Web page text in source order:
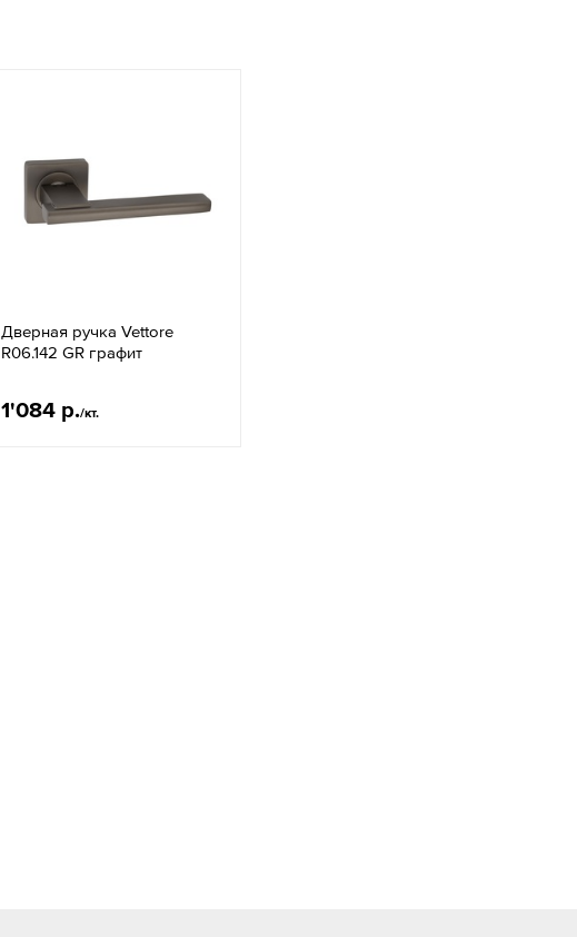
Дверная ручка Vettore
R06.142 GR графит
1'084 р./кт.